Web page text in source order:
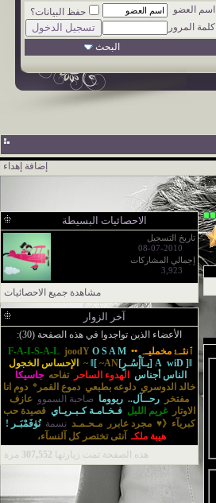
اسم العضو
حفظ البيانات؟
كلمة المرور
البحث
إضافة إهداء
الاحصائيات البسيطة
تاريخ التسجيل
08-07-2010
إجمالي المشاركات
3,923
مشاهدة جميع الاحصائيات
آخر الزوار
الأعضاء الذين تواجدوا في هذه الصفحة (30):
ٱنثـﮱ مخمليـﮧ ••
F-A-I-S-A-L joodY O S A M
A wiD ]ǁ[يـآإْسُـرٍ]ǁ[ ~AN~
الإحساس الخجول
الناس أجناس
الهدوء الساحر تفاحه جاسيكا
خالد الدوسري دلوعه بطبعي دموع القمر* دوم انا
مفتخر
رحــآل.. ريووما صاحبة السموو عازف
الاوتار
غريم الليل فـخـامـة كـبـريـاي قصيدة حب
كبريآء《♥ مجرد عابرر مـحـمـد نسمة نُۈفَمْبَـر !
هيبة ملكـ
‏آنثى تختصر كل آلنسآء‏، ‏
هذه الصفحة تمت زيارتها 307,552 مرة